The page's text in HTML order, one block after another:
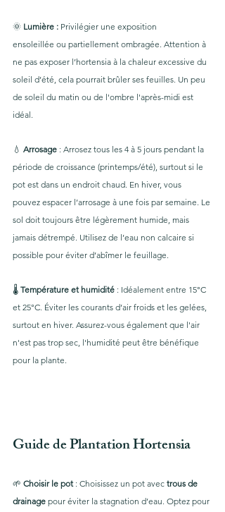
🌞 Lumière : Privilégier une exposition
ensoleillée ou partiellement ombragée. Attention à
ne pas exposer l’hortensia à la chaleur excessive du
soleil d’été, cela pourrait brûler ses feuilles. Un peu
de soleil du matin ou de l'ombre l'après-midi est
idéal.
💧 Arrosage : Arrosez tous les 4 à 5 jours pendant la
période de croissance (printemps/été), surtout si le
pot est dans un endroit chaud. En hiver, vous
pouvez espacer l’arrosage à une fois par semaine. Le
sol doit toujours être légèrement humide, mais
jamais détrempé. Utilisez de l’eau non calcaire si
possible pour éviter d’abîmer le feuillage.
🌡️ Température et humidité : Idéalement entre 15°C
et 25°C. Éviter les courants d’air froids et les gelées,
surtout en hiver. Assurez-vous également que l'air
n'est pas trop sec, l'humidité peut être bénéfique
pour la plante.
Guide de Plantation Hortensia
🌱 Choisir le pot : Choisissez un pot avec trous de
drainage pour éviter la stagnation d’eau. Optez pour